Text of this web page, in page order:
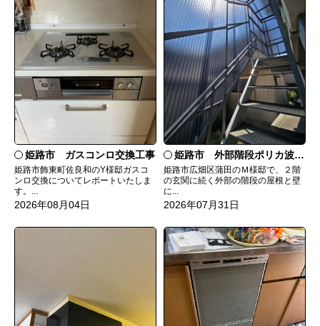
姫路市 ガスコンロ交換工事
姫路市飾東町佐良和のY様邸ガスコ
ンロ交換についてレポートいたしま
す。...
2026年08月04日
姫路市 外部階段ポリカ波板張替工事
姫路市広畑区蒲田のＭ様邸で、２階
の玄関に続く外部の階段の屋根と壁
に...
2026年07月31日